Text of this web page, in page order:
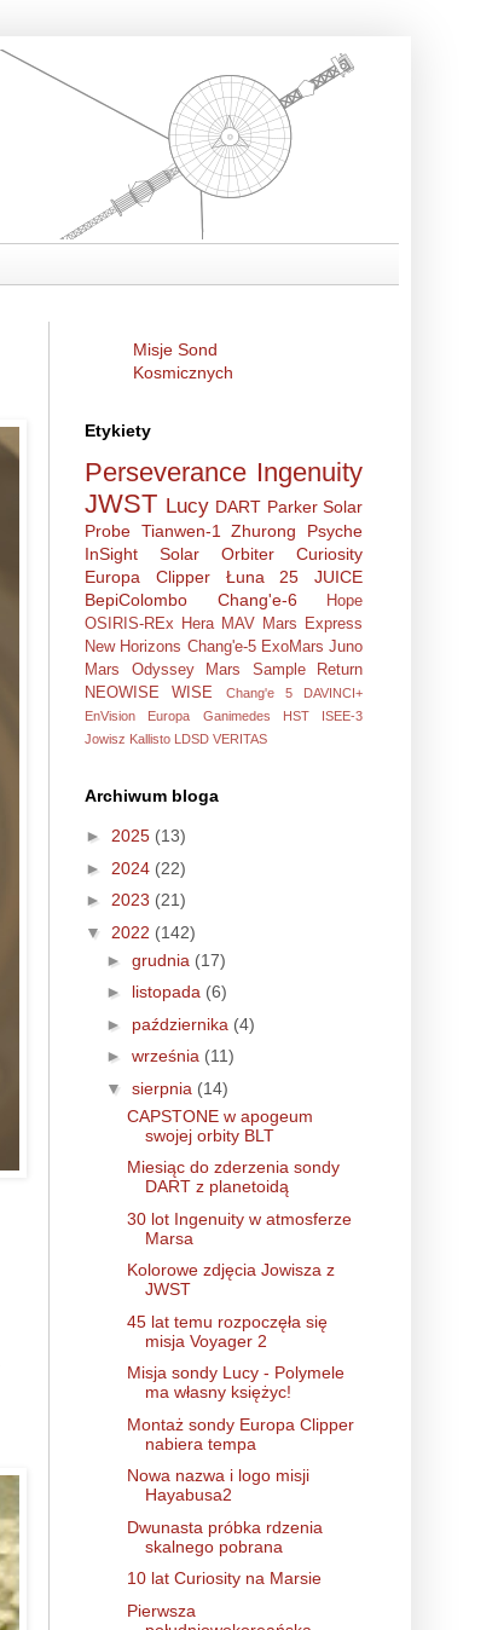
Misje Sond
Kosmicznych
Etykiety
Perseverance Ingenuity
JWST Lucy DART Parker Solar
Probe Tianwen-1 Zhurong
Psyche
InSight
Solar Orbiter
Curiosity
Europa Clipper
Łuna 25
JUICE
BepiColombo
Chang'e-6
Hope
OSIRIS-REx
Hera MAV Mars Express
New Horizons Chang'e-5 ExoMars Juno
Mars Odyssey
Mars Sample Return
NEOWISE
WISE Chang'e 5
DAVINCI+
EnVision
Europa Ganimedes HST
ISEE-3
Jowisz Kallisto LDSD VERITAS
Archiwum bloga
► 2025 (13)
► 2024 (22)
► 2023 (21)
▼ 2022 (142)
► grudnia (17)
► listopada (6)
► października (4)
► września (11)
▼ sierpnia (14)
CAPSTONE w apogeum
swojej orbity BLT
Miesiąc do zderzenia sondy
DART z planetoidą
30 lot Ingenuity w atmosferze
Marsa
Kolorowe zdjęcia Jowisza z
JWST
45 lat temu rozpoczęła się
misja Voyager 2
Misja sondy Lucy - Polymele
ma własny księżyc!
Montaż sondy Europa Clipper
nabiera tempa
Nowa nazwa i logo misji
Hayabusa2
Dwunasta próbka rdzenia
skalnego pobrana
10 lat Curiosity na Marsie
Pierwsza